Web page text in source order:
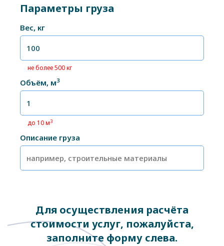
Параметры груза
Вес, кг
не более 500 кг
Объём, м3
до 10 м3
Описание груза
Для осуществления расчёта
стоимости услуг, пожалуйста,
заполните форму слева.